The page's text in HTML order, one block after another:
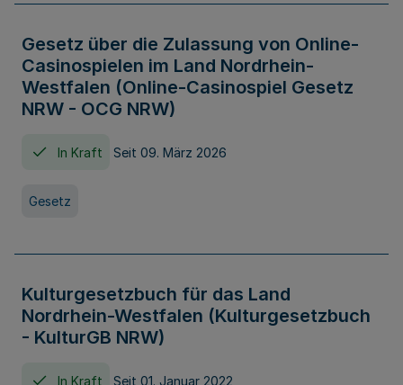
Gesetz über die Zulassung von Online-
Casinospielen im Land Nordrhein-
Westfalen (Online-Casinospiel Gesetz
NRW - OCG NRW)
In Kraft Seit 09. März 2026
Gesetz
Kulturgesetzbuch für das Land
Nordrhein-Westfalen (Kulturgesetzbuch
- KulturGB NRW)
In Kraft Seit 01. Januar 2022